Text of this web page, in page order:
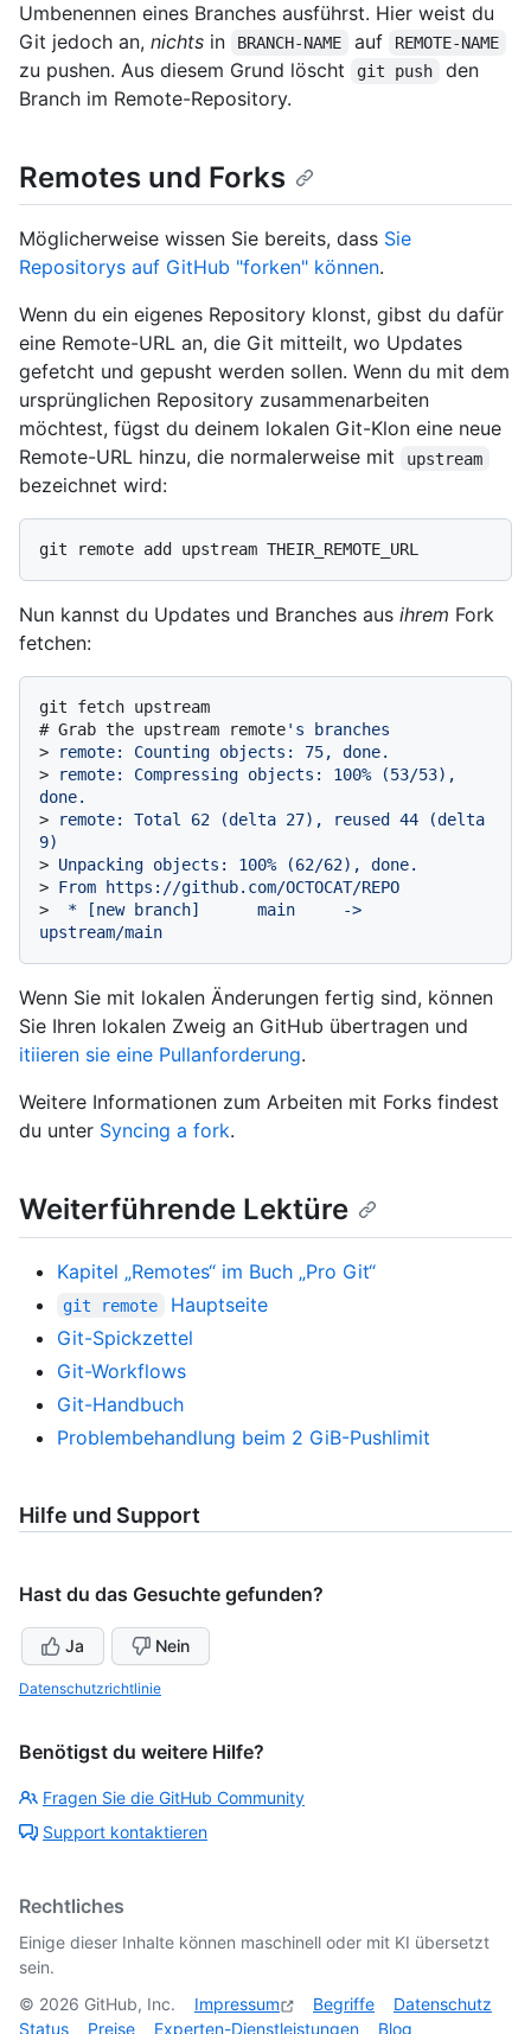
Umbenennen eines Branches ausführst. Hier weist du
Git jedoch an, nichts in BRANCH-NAME auf REMOTE-NAME
zu pushen. Aus diesem Grund löscht git push
den
Branch im Remote-Repository.
Remotes und Forks
Möglicherweise wissen Sie bereits, dass Sie
Repositorys auf GitHub "forken" können.
Wenn du ein eigenes Repository klonst, gibst du dafür
eine Remote-URL an, die Git mitteilt, wo Updates
gefetcht und gepusht werden sollen. Wenn du mit dem
ursprünglichen Repository zusammenarbeiten
möchtest, fügst du deinem lokalen Git-Klon eine neue
Remote-URL hinzu, die normalerweise mit
upstream
bezeichnet wird:
Nun kannst du Updates und Branches aus ihrem Fork
fetchen:
# Grab the upstream remote's branches
>
remote: Counting objects: 75, done.
>
remote: Compressing objects: 100% (53/53),
done.
>
remote: Total 62 (delta 27), reused 44 (delta
9)
> Unpacking objects: 100% (62/62), done.
> From https://github.com/OCTOCAT/REPO
>
* [new branch]      main     ->
upstream/main
Wenn Sie mit lokalen Änderungen fertig sind, können
Sie Ihren lokalen Zweig an GitHub übertragen und
itiieren sie eine Pullanforderung.
Weitere Informationen zum Arbeiten mit Forks findest
du unter Syncing a fork.
Weiterführende Lektüre
Kapitel „Remotes“ im Buch „Pro Git“
git remote
Hauptseite
Git-Spickzettel
Git-Workflows
Git-Handbuch
Problembehandlung beim 2 GiB-Pushlimit
Hilfe und Support
Hast du das Gesuchte gefunden?
Ja Nein
Datenschutzrichtlinie
Benötigst du weitere Hilfe?
Fragen Sie die GitHub Community
Support kontaktieren
Rechtliches
Einige dieser Inhalte können maschinell oder mit KI übersetzt
sein.
© 2026 GitHub, Inc. Impressum Begriffe
Datenschutz
Status
Preise Experten-Dienstleistungen Blog